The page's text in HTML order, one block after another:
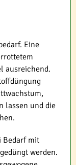
Eine
ausreichend.
lassen und die
Bedarf mit
werden.